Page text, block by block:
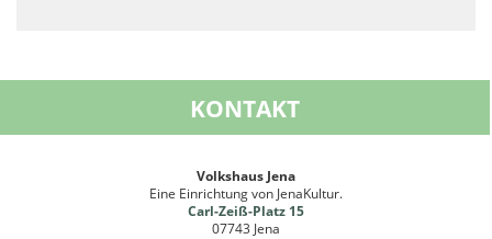
KONTAKT
Volkshaus Jena
Eine Einrichtung von JenaKultur.
Carl-Zeiß-Platz 15
07743 Jena